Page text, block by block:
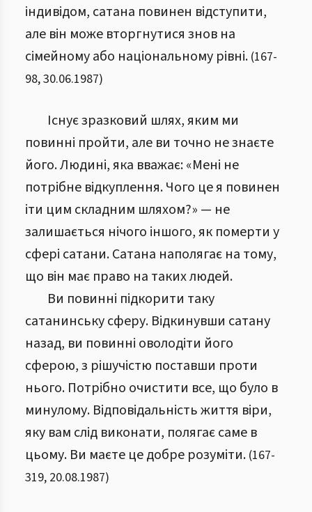
індивідом, сатана повинен відступити,
але він може вторгнутися знов на
сімейному або національному рівні. (167-
98,30.06.1987)
Існує зразковий шлях, яким ми
повинні пройти, але ви точно не знаєте
його. Людині, яка вважає: «Мені не
потрібне відкуплення. Чого це я повинен
іти цим складним шляхом?» — не
залишається нічого іншого, як померти у
сфері сатани. Сатана наполягає на тому,
що він має право на таких людей.
Ви повинні підкорити таку
сатанинську сферу. Відкинувши сатану
назад, ви повинні оволодіти його
сферою, з рішучістю поставши проти
нього. Потрібно очистити все, що було в
минулому. Відповідальність життя віри,
яку вам слід виконати, полягає саме в
цьому. Ви маєте це добре розуміти. (167-
319, 20.08.1987)